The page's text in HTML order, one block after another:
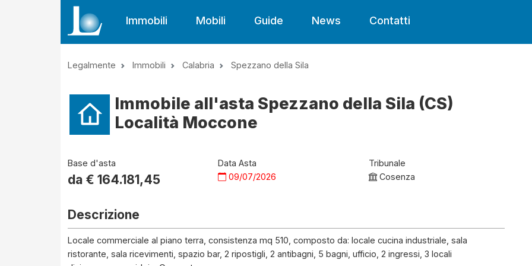
Immobili Mobili Guide News Contatti
Legalmente Immobili Calabria Spezzano della Sila
Immobile all'asta Spezzano della Sila (CS)
Località Moccone
Base d'asta
da € 164.181,45
Data Asta
09/07/2026
Tribunale
Cosenza
Descrizione
Locale commerciale al piano terra, consistenza mq 510, composto da: locale cucina industriale, sala
ristorante, sala ricevimenti, spazio bar, 2 ripostigli, 2 antibagni, 5 bagni, ufficio, 2 ingressi, 3 locali